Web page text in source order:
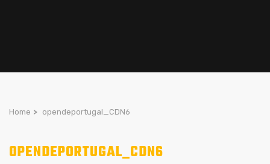
Home > opendeportugal_CDN6
OPENDEPORTUGAL_CDN6